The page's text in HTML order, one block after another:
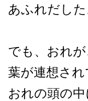
あふれだし
でも、おれ
葉が連想さ
おれの頭の